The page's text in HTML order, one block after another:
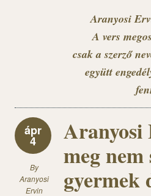
Aranyosi
A vers
csak a szerző
együtt
ápr
4
By
Aranyosi
Ervin
meg
gyermek